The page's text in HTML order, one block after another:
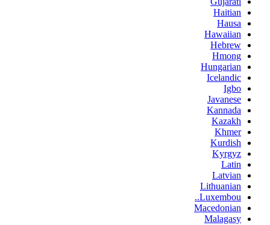
Haitian
Hausa
Hawaiian
Hebrew
Hmong
Hungarian
Icelandic
Igbo
Javanese
Kannada
Kazakh
Khmer
Kurdish
Kyrgyz
Latin
Latvian
Lithuanian
Luxembou..
Macedonian
Malagasy